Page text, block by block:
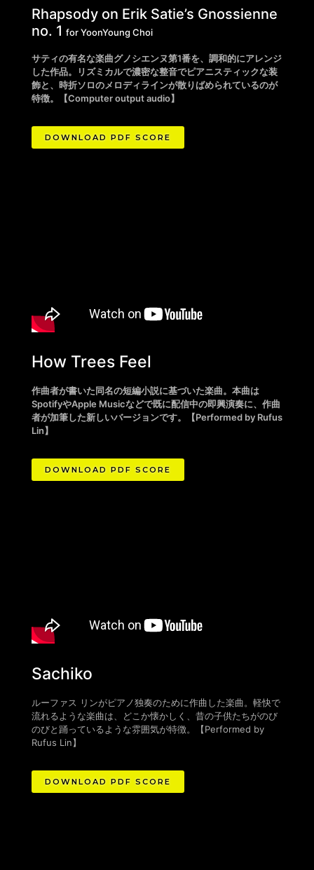
Rhapsody on Erik Satie’s Gnossienne
no. 1 for YoonYoung Choi
サティの有名な楽曲グノシエンヌ第1番を、調和的にアレンジ
した作品。リズミカルで濃密な整音でピアニスティックな装
飾と、時折ソロのメロディラインが散りばめられているのが
特徴。
【Computer output audio】
DOWNLOAD PDF SCORE
How Trees Feel
作曲者が書いた同名の短編小説に基づいた楽曲。本曲は
SpotifyやApple Musicなどで既に配信中の即興演奏に、作曲
者が加筆した新しいバージョンです。
【Performed by Rufus
Lin】
DOWNLOAD PDF SCORE
Sachiko
ルーファス リンがピアノ独奏のために作曲した楽曲。軽快で
流れるような楽曲は、どこか懐かしく、昔の子供たちがのび
のびと踊っているような雰囲気が特徴。
【Performed by
Rufus Lin】
DOWNLOAD PDF SCORE